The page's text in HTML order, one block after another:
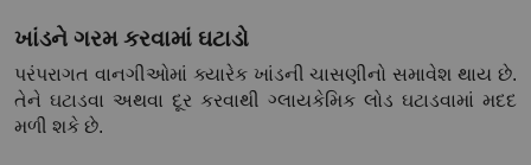
ખાંડને ગરમ કરવામાં ઘટાડો
પરંપરાગત વાનગીઓમાં ક્યારેક ખાંડની ચાસણીનો સમાવેશ થાય છે.
તેને ઘટાડવા અથવા દૂર કરવાથી ગ્લાયકેમિક લોડ ઘટાડવામાં મદદ
મળી શકે છે.